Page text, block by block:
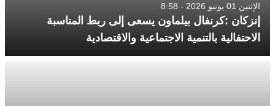
الإثنين 01 يونيو 2026 - 8:58
إنزكان :كرنفال بيلماون يسعى إلى ربط المناسبة
الاحتفالية بالتنمية الاجتماعية والاقتصادية